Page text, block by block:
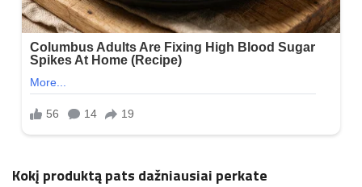
Kokį produktą pats dažniausiai perkate